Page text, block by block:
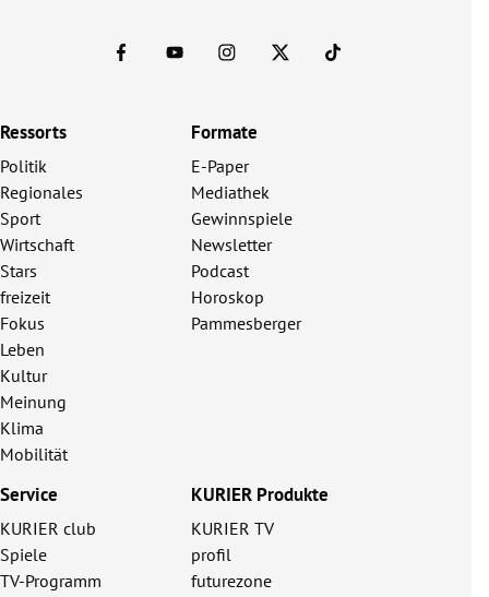
Ressorts
Politik
Regionales
Sport
Wirtschaft
Stars
freizeit
Fokus
Leben
Kultur
Meinung
Klima
Mobilität
Formate
E-Paper
Mediathek
Gewinnspiele
Newsletter
Podcast
Horoskop
Pammesberger
Service
KURIER club
Spiele
TV-Programm
KURIER Produkte
KURIER TV
profil
futurezone